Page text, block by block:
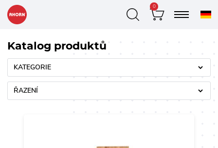
0
Katalog produktů
KATEGORIE
ŘAZENÍ